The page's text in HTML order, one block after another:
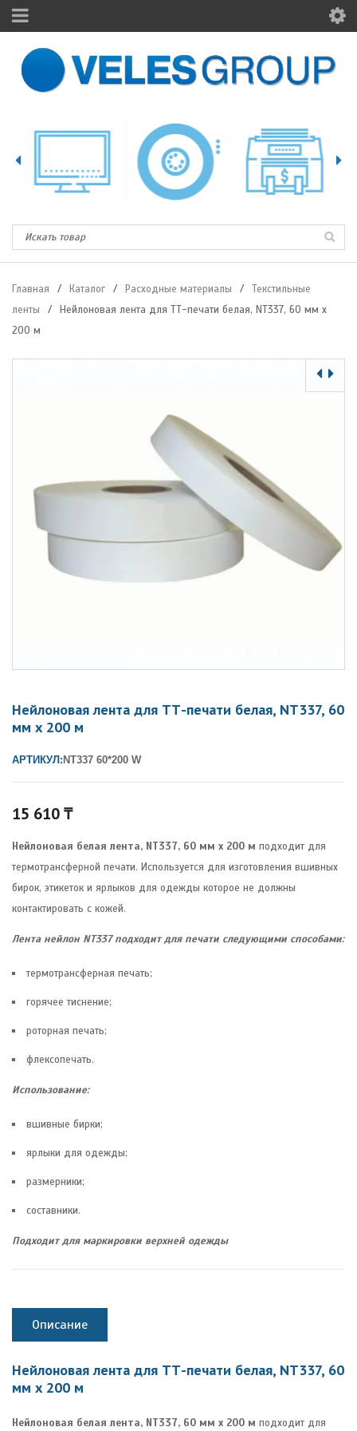
Главная / Каталог / Расходные материалы /
Текстильные
ленты
/
Нейлоновая лента для ТТ-печати белая, NT337, 60 мм х
200 м
Нейлоновая лента для ТТ-печати белая, NT337, 60
мм х 200 м
АРТИКУЛ: NT337 60*200 W
15 610₸
Нейлоновая белая лента, NT337, 60 мм х 200 м подходит для
термотрансферной печати. Используется для изготовления вшивных
бирок, этикеток и ярлыков для одежды которое не должны
контактировать с кожей.
Лента нейлон NT337 подходит для печати следующими способами:
термотрансферная печать;
горячее тиснение;
роторная печать;
флексопечать.
Использование:
вшивные бирки;
ярлыки для одежды;
размерники;
составники.
Подходит для маркировки верхней одежды
Описание
Нейлоновая лента для ТТ-печати белая, NT337, 60
мм х 200 м
Нейлоновая белая лента, NT337, 60 мм х 200 м подходит для